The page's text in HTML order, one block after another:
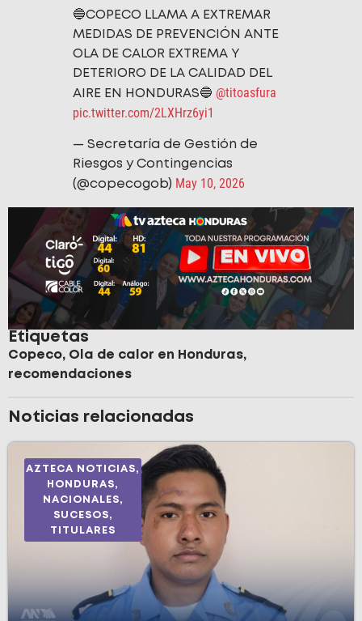
🔵COPECO LLAMA A EXTREMAR
MEDIDAS DE PREVENCIÓN ANTE
OLA DE CALOR EXTREMA Y
DETERIORO DE LA CALIDAD DEL
AIRE EN HONDURAS🔵 @titoasfura
pic.twitter.com/2LXHrz6yi1
— Secretaría de Gestión de
Riesgos y Contingencias
(@copecogob) May 10, 2026
Etiquetas
Copeco, Ola de calor en Honduras,
recomendaciones
Noticias relacionadas
AZTECA NOTICIAS,
HONDURAS,
NACIONALES,
SUCESOS,
TITULARES